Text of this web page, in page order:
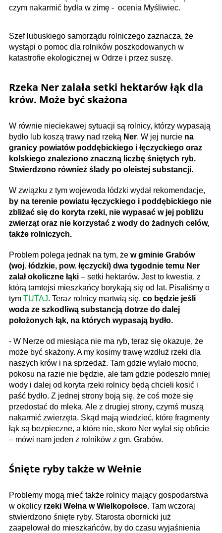
czym nakarmić bydła w zimę - ocenia Myśliwiec.
Szef lubuskiego samorządu rolniczego zaznacza, że
wystąpi o pomoc dla rolników poszkodowanych w
katastrofie ekologicznej w Odrze i przez suszę.
Rzeka Ner zalała setki hektarów łąk dla
krów. Może być skażona
W równie nieciekawej sytuacji są rolnicy, którzy wypasają
bydło lub koszą trawy nad rzeką Ner. W jej nurcie na
granicy powiatów poddębickiego i łęczyckiego oraz
kolskiego znaleziono znaczną liczbę śniętych ryb.
Stwierdzono również ślady po oleistej substancji.
W związku z tym wojewoda łódzki wydał rekomendacje,
by na terenie powiatu łęczyckiego i poddębickiego nie
zbliżać się do koryta rzeki, nie wypasać w jej pobliżu
zwierząt oraz nie korzystać z wody do żadnych celów,
także rolniczych.
Problem polega jednak na tym, że w gminie Grabów
(woj. łódzkie, pow. łęczycki) dwa tygodnie temu Ner
zalał okoliczne łąki – setki hektarów. Jest to kwestia, z
którą tamtejsi mieszkańcy borykają się od lat. Pisaliśmy o
tym TUTAJ. Teraz rolnicy martwią się, co będzie jeśli
woda ze szkodliwą substancją dotrze do dalej
położonych łąk, na których wypasają bydło.
- W Nerze od miesiąca nie ma ryb, teraz się okazuje, że
może być skażony. A my kosimy trawę wzdłuż rzeki dla
naszych krów i na sprzedaż. Tam gdzie wylało mocno,
pokosu na razie nie będzie, ale tam gdzie podeszło mniej
wody i dalej od koryta rzeki rolnicy będą chcieli kosić i
paść bydło. Z jednej strony boją się, że coś może się
przedostać do mleka. Ale z drugiej strony, czymś muszą
nakarmić zwierzęta. Skąd mają wiedzieć, które fragmenty
łąk są bezpieczne, a które nie, skoro Ner wylał się obficie
– mówi nam jeden z rolników z gm. Grabów.
Śnięte ryby także w Wełnie
Problemy mogą mieć także rolnicy mający gospodarstwa
w okolicy rzeki Wełna w Wielkopolsce. Tam wczoraj
stwierdzono śnięte ryby. Starosta obornicki już
zaapelował do mieszkańców, by do czasu wyjaśnienia